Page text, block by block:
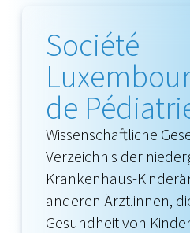
Société
de
Wissenschaftliche
Verzeichnis der
Krankenhaus-
anderen Ärzt.innen,
Gesundheit von